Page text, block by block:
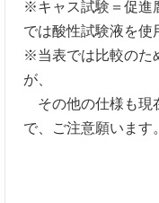
※キャス試験＝促進
では酸性試験液を使
※当表では比較のた
が、
その他の仕様も現
で、ご注意願います。